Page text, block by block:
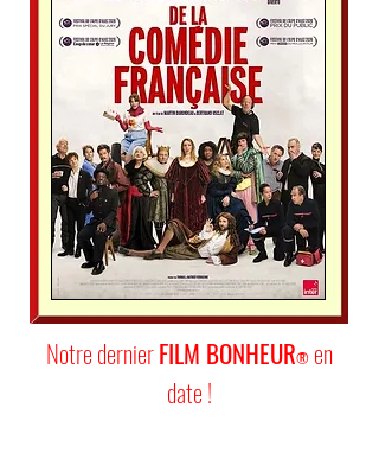
Notre dernierFILM BONHEUR® en
date !